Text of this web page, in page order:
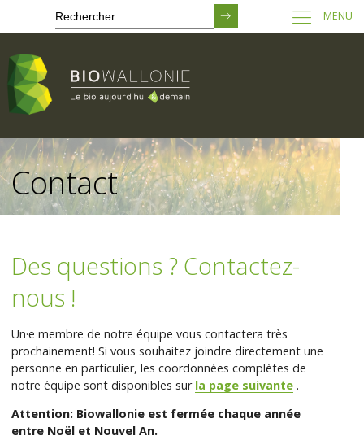
Passer
au
contenu
principal
MENU
Contact
Des questions ? Contactez-
nous !
Un·e membre de notre équipe vous contactera très
prochainement! Si vous souhaitez joindre directement une
personne en particulier, les coordonnées complètes de
notre équipe sont disponibles sur la page suivante .
Attention: Biowallonie est fermée chaque année
entre Noël et Nouvel An.